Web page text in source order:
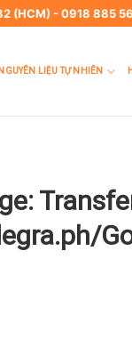
(HCM) - 0918 885
NGUYÊN LIỆU TỰ NHIÊN